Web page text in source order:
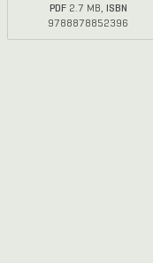
PDF2.7 MB, ISBN
9788878852396